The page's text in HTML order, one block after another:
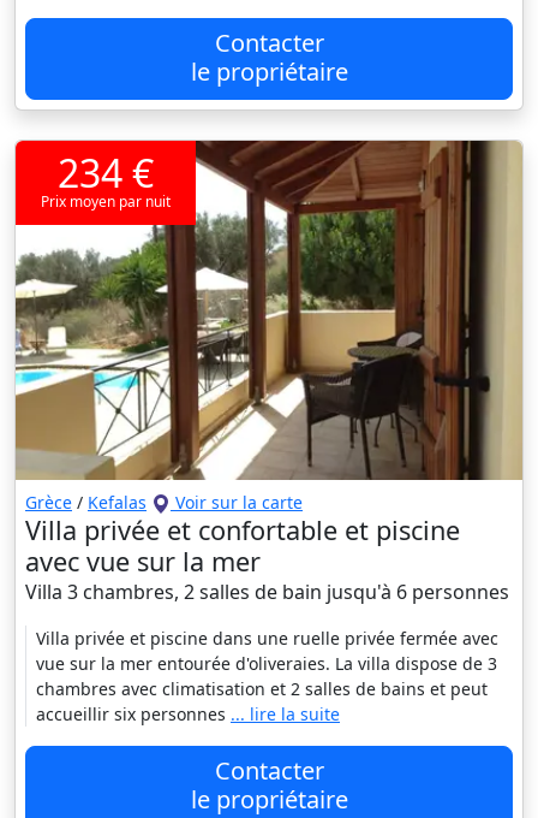
Contacter
le propriétaire
234 €
Prix moyen par nuit
Grèce / Kefalas Voir sur la carte
Villa privée et confortable et piscine
avec vue sur la mer
Villa 3 chambres, 2 salles de bain jusqu'à 6 personnes
Villa privée et piscine dans une ruelle privée fermée avec
vue sur la mer entourée d'oliveraies. La villa dispose de 3
chambres avec climatisation et 2 salles de bains et peut
accueillir six personnes ... lire la suite
Contacter
le propriétaire